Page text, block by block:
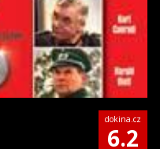
dokina.cz
6.2